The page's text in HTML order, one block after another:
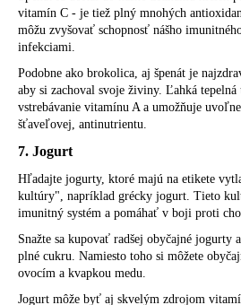
vitamín C - je tiež plný mnohých
môžu zvyšovať schopnosť nášho
infekciami.
Podobne ako brokolica, aj špenát je
aby si zachoval svoje živiny. Ľahká
vstrebávanie vitamínu A a umožňuje
šťaveľovej, antinutrientu.
7. Jogurt
Hľadajte jogurty, ktoré majú na etikete
kultúry", napríklad grécky jogurt. Tieto
imunitný systém a pomáhať v boji proti
Snažte sa kupovať radšej obyčajné jogurty
plné cukru. Namiesto toho si môžete
ovocím a kvapkou medu.
Jogurt môže byť aj skvelým zdrojom